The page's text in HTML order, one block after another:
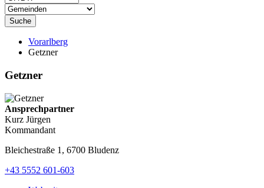
Suche
Vorarlberg
Getzner
Getzner
Ansprechpartner
Kurz Jürgen
Kommandant
Bleichestraße 1, 6700 Bludenz
+43 5552 601-603